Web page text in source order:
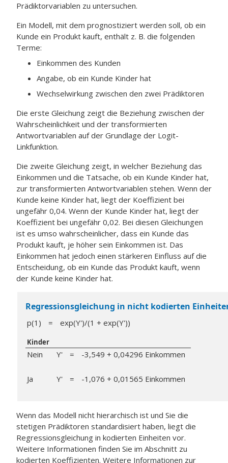
Prädiktorvariablen zu untersuchen.
Ein Modell, mit dem prognostiziert werden soll, ob ein
Kunde ein Produkt kauft, enthält z. B. die folgenden
Terme:
Einkommen des Kunden
Angabe, ob ein Kunde Kinder hat
Wechselwirkung zwischen den zwei Prädiktoren
Die erste Gleichung zeigt die Beziehung zwischen der
Wahrscheinlichkeit und der transformierten
Antwortvariablen auf der Grundlage der Logit-
Linkfunktion.
Die zweite Gleichung zeigt, in welcher Beziehung das
Einkommen und die Tatsache, ob ein Kunde Kinder hat,
zur transformierten Antwortvariablen stehen. Wenn der
Kunde keine Kinder hat, liegt der Koeffizient bei
ungefähr 0,04. Wenn der Kunde Kinder hat, liegt der
Koeffizient bei ungefähr 0,02. Bei diesen Gleichungen
ist es umso wahrscheinlicher, dass ein Kunde das
Produkt kauft, je höher sein Einkommen ist. Das
Einkommen hat jedoch einen stärkeren Einfluss auf die
Entscheidung, ob ein Kunde das Produkt kauft, wenn
der Kunde keine Kinder hat.
Regressionsgleichung in nicht kodierten
p(1) = exp(Y')/(1 + exp(Y'))
Kinder
Nein Y' = -3,549 + 0,04296 Einkommen
Ja Y' = -1,076 + 0,01565 Einkommen
Wenn das Modell nicht hierarchisch ist und Sie die
stetigen Prädiktoren standardisiert haben, liegt die
Regressionsgleichung in kodierten Einheiten vor.
Weitere Informationen finden Sie im Abschnitt zu
kodierten Koeffizienten. Weitere Informationen zur